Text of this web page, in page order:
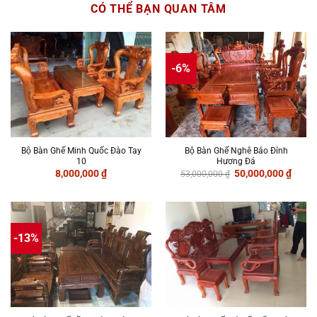
CÓ THỂ BẠN QUAN TÂM
Bộ Bàn Ghế Minh Quốc Đào Tay
10
8,000,000₫
-6%
Bộ Bàn Ghế Nghê Bảo Đỉnh
Hương Đá
53,000,000₫ Giá
gốc
53,000,000 ₫.
50,000,000₫Giá
hiện
là:
-13%